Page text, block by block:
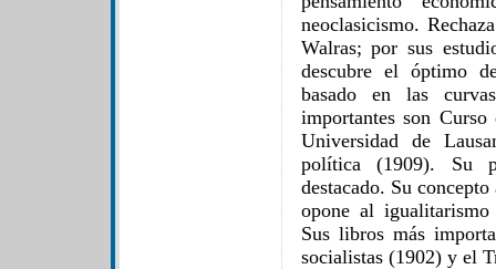
neoclasicismo.
Walras; por sus
descubre el óptimo
basado en las
importantes son
Universidad de
política (1909). Su
destacado. Su
opone al
Sus libros más
socialistas (1902) y el